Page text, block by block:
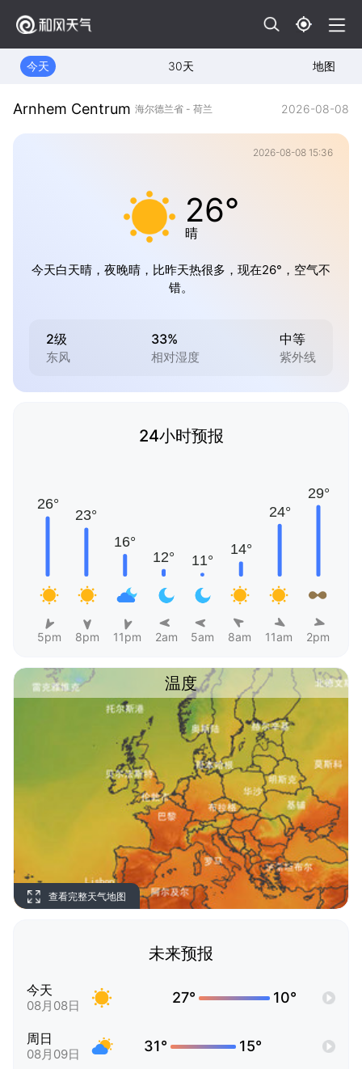
今天 30天 地图
Arnhem Centrum 海尔德兰省 - 荷兰 2026-08-08
2026-08-08 15:36
26°
晴
今天白天晴，夜晚晴，比昨天热很多，现在26°，空气不
错。
2级
东风
33%
相对湿度
中等
紫外线
24小时预报
5pm 8pm 11pm 2am 5am 8am 11am 2pm
温度
查看完整天气地图
未来预报
今天
08月08日 27° 10°
周日
08月09日 31° 15°